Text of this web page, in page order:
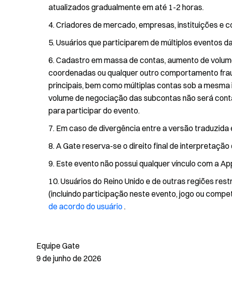
atualizados gradualmente em até 1-2 horas.
Criadores de mercado, empresas, instituições e
Usuários que participarem de múltiplos eventos
Cadastro em massa de contas, aumento de
coordenadas ou qualquer outro comportamento
principais, bem como múltiplas contas sob a
volume de negociação das subcontas não será
para participar do evento.
Em caso de divergência entre a versão
A Gate reserva-se o direito final de interpretação
Este evento não possui qualquer vínculo com a
Usuários do Reino Unido e de outras regiões
(incluindo participação neste evento, jogo ou
de acordo do usuário .
Equipe Gate
9 de junho de 2026